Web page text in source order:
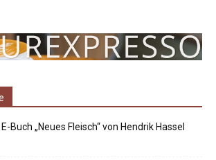
Buch „Neues Fleisch“ von Hendrik Hassel